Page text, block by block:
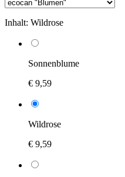
Inhalt: Wildrose
Sonnenblume
€ 9,59
Wildrose
€ 9,59